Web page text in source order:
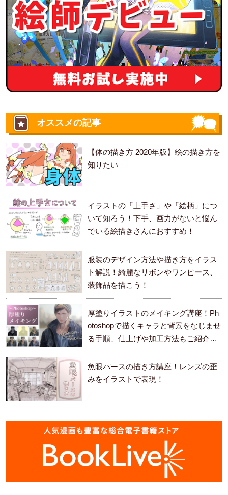
オススメの記事
【体の描き方 2020年版】絵の描き方を
知りたい
イラストの「上手さ」や「絵柄」につ
いて知ろう！下手、画力がないと悩ん
でいる絵描きさんにおすすめ！
服装のデザイン方法や描き方をイラス
ト解説！綺麗なリボンやワンピース、
装飾品を描こう！
厚塗りイラストのメイキング講座！Ph
otoshopで描くキャラと背景をなじませ
る手順、仕上げや加工方法もご紹介し
ます。
魚眼パースの描き方講座！レンズの歪
みをイラストで表現！